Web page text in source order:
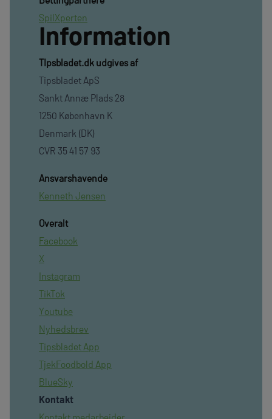
SpilXperten
Information
TIpsbladet.dk udgives af
Tipsbladet ApS
Sankt Annæ Plads 28
1250 København K
Denmark (DK)
CVR 35 41 57 93
Ansvarshavende
Kenneth Jensen
Overalt
Facebook
X
Instagram
TikTok
Youtube
Nyhedsbrev
Tipsbladet App
TjekFoodbold App
BlueSky
Kontakt